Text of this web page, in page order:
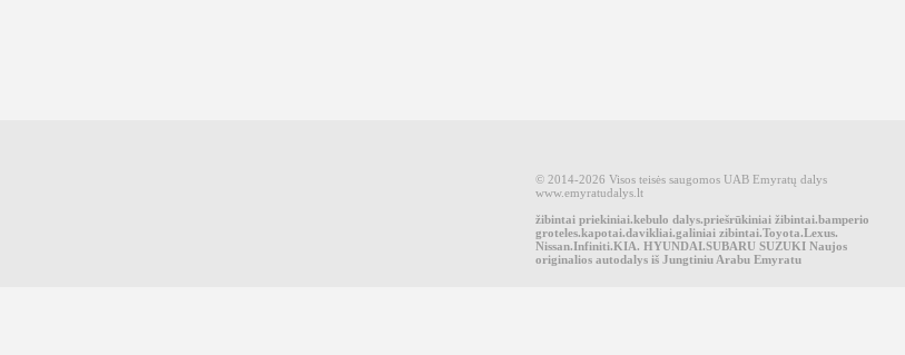
© 2014-2026 Visos teisės saugomos UAB Emyratų dalys
www.emyratudalys.lt
žibintai priekiniai.kebulo dalys.priešrūkiniai žibintai.bamperio
groteles.kapotai.davikliai.galiniai zibintai.Toyota.Lexus.
Nissan.Infiniti.KIA. HYUNDAI.SUBARU SUZUKI Naujos
originalios autodalys iš Jungtiniu Arabu Emyratu